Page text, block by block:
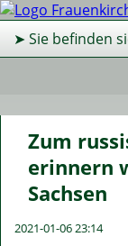
➤ Sie befinden
Zum
erinnern
Sachsen
2021-01-06 23:14